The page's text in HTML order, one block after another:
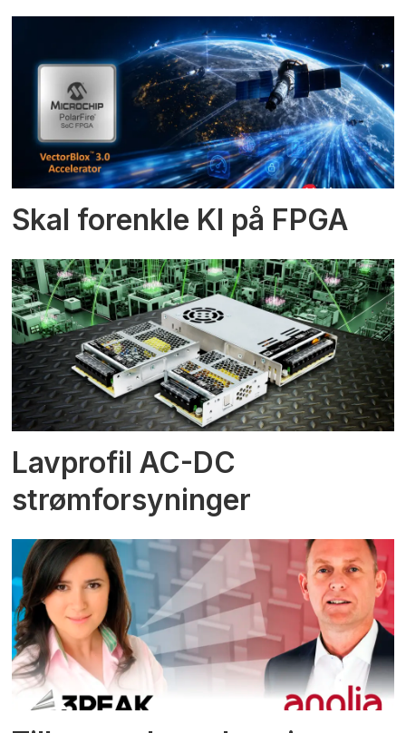
Skal forenkle KI på FPGA
Lavprofil AC-DC
strømforsyninger